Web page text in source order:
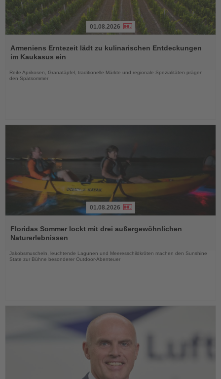
Sie
die
01.08.2026
Armeniens Erntezeit lädt zu kulinarischen Entdeckungen
im Kaukasus ein
Reife Aprikosen, Granatäpfel, traditionelle Märkte und regionale Spezialitäten prägen
den Spätsommer
Sie
die
01.08.2026
Floridas Sommer lockt mit drei außergewöhnlichen
Naturerlebnissen
Jakobsmuscheln, leuchtende Lagunen und Meeresschildkröten machen den Sunshine
State zur Bühne besonderer Outdoor-Abenteuer